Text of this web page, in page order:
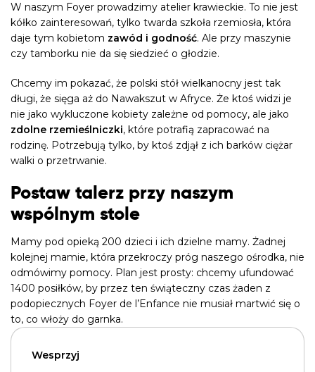
Wesprzyj
W naszym Foyer prowadzimy atelier krawieckie. To nie jest
kółko zainteresowań, tylko twarda szkoła rzemiosła, która
daje tym kobietom zawód i godność. Ale przy maszynie
czy tamborku nie da się siedzieć o głodzie.
Chcemy im pokazać, że polski stół wielkanocny jest tak
długi, że sięga aż do Nawakszut w Afryce. Że ktoś widzi je
nie jako wykluczone kobiety zależne od pomocy, ale jako
zdolne rzemieślniczki, które potrafią zapracować na
rodzinę. Potrzebują tylko, by ktoś zdjął z ich barków ciężar
walki o przetrwanie.
Postaw talerz przy naszym
wspólnym stole
Mamy pod opieką 200 dzieci i ich dzielne mamy. Żadnej
kolejnej mamie, która przekroczy próg naszego ośrodka, nie
odmówimy pomocy. Plan jest prosty: chcemy ufundować
1400 posiłków, by przez ten świąteczny czas żaden z
podopiecznych Foyer de l’Enfance nie musiał martwić się o
to, co włoży do garnka.